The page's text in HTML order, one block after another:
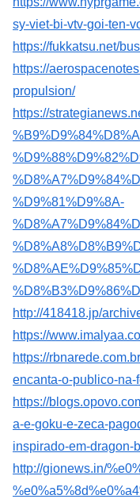
sy-viet-bi-vtv-goi-ten-
https://fukkatsu.net/
https://
propulsion/
https://
%D9%81%D9%8A-
http://418418.jp/
https://
https://
encanta-o-publico-
https://
a-e-goku-e-zeca-
inspirado-em-dragon-
http://gionews.in/